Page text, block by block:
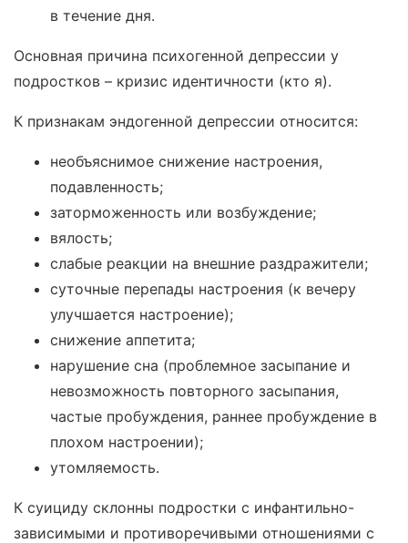
в течение дня.
Основная причина психогенной депрессии у
подростков – кризис идентичности (кто я).
К признакам эндогенной депрессии относится:
необъяснимое снижение настроения,
подавленность;
заторможенность или возбуждение;
вялость;
слабые реакции на внешние раздражители;
суточные перепады настроения (к вечеру
улучшается настроение);
снижение аппетита;
нарушение сна (проблемное засыпание и
невозможность повторного засыпания,
частые пробуждения, раннее пробуждение в
плохом настроении);
утомляемость.
К суициду склонны подростки с инфантильно-
зависимыми и противоречивыми отношениями с